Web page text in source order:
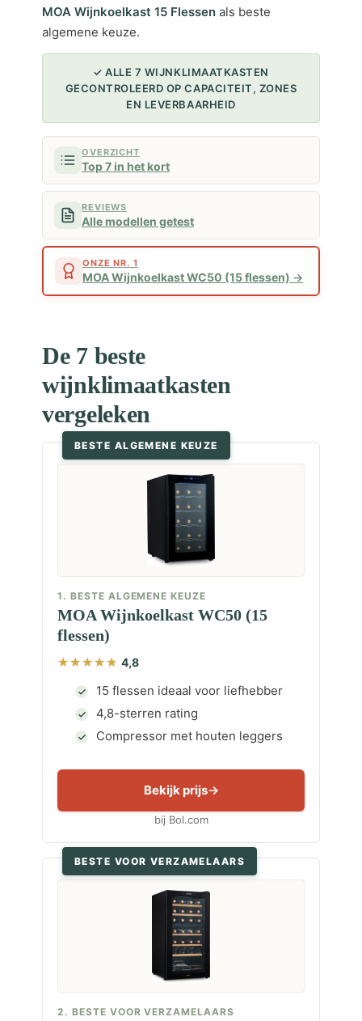
MOA Wijnkoelkast 15 Flessen als beste
algemene keuze.
✓ ALLE 7 WIJNKLIMAATKASTEN
GECONTROLEERD OP CAPACITEIT, ZONES
EN LEVERBAARHEID
OVERZICHT
Top 7 in het kort
REVIEWS
Alle modellen getest
ONZE NR. 1
MOA Wijnkoelkast WC50 (15 flessen)
De 7 beste
wijnklimaatkasten
vergeleken
BESTE ALGEMENE KEUZE
1. BESTE ALGEMENE KEUZE
MOA Wijnkoelkast WC50 (15
flessen)
4,8
15 flessen ideaal voor liefhebber
4,8-sterren rating
Compressor met houten leggers
Bekijk prijs
bij Bol.com
BESTE VOOR VERZAMELAARS
2. BESTE VOOR VERZAMELAARS